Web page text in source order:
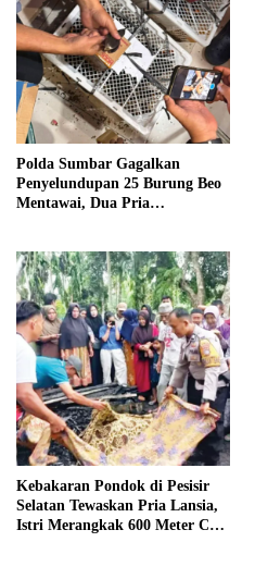
Polda Sumbar Gagalkan
Penyelundupan 25 Burung Beo
Mentawai, Dua Pria
Kebakaran Pondok di Pesisir
Selatan Tewaskan Pria Lansia,
Istri Merangkak 600 Meter Cari